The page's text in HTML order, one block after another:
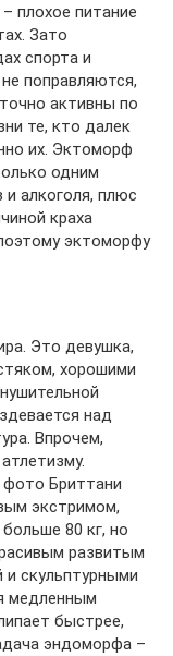
плохое питание
Зато
спорта и
поправляются,
активны по
те, кто далек
их. Эктоморф
одним
алкоголя, плюс
краха
эктоморфу
Это девушка,
хорошими
над
Впрочем,
Бриттани
экстримом,
80 кг, но
развитым
скульптурными
медленным
быстрее,
эндоморфа –